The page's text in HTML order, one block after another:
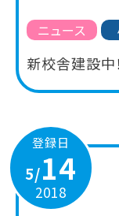
ニュース
新校舎建設中！
登録日
5/14
2018